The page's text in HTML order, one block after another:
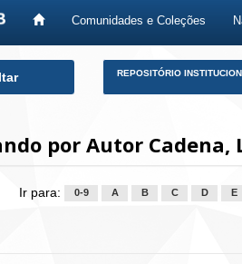
Comunidades e Coleções
REPOSITÓRIO
por Autor Cadena,
Ir para: 0-9 A B C D E